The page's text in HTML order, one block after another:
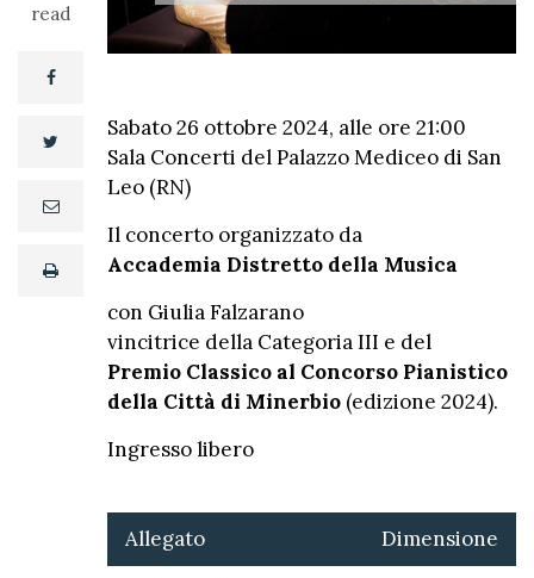
read
facebook
email
print
Sabato 26 ottobre 2024, alle ore 21:00
Sala Concerti del Palazzo Mediceo di San
Leo (RN)
Il concerto organizzato da
Accademia Distretto della Musica
con Giulia Falzarano
vincitrice della Categoria III e del
Premio Classico al Concorso Pianistico
della Città di Minerbio (edizione 2024).
Ingresso libero
Allegato Dimensione